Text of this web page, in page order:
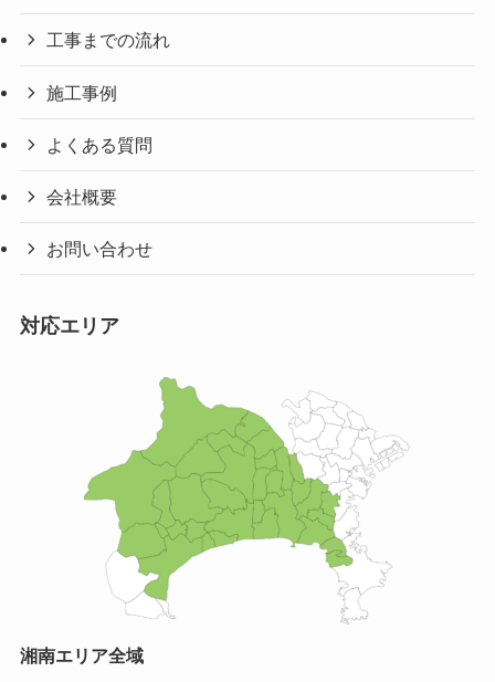
工事までの流れ
施工事例
よくある質問
会社概要
お問い合わせ
対応エリア
湘南エリア全域